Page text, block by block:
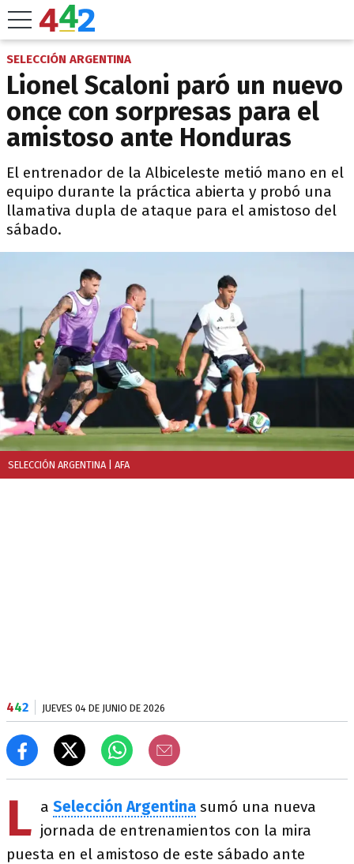
SELECCIÓN ARGENTINA
Lionel Scaloni paró un nuevo
once con sorpresas para el
amistoso ante Honduras
El entrenador de la Albiceleste metió mano en el
equipo durante la práctica abierta y probó una
llamativa dupla de ataque para el amistoso del
sábado.
SELECCIÓN ARGENTINA | AFA
442 JUEVES 04 DE JUNIO DE 2026
L a Selección Argentina sumó una nueva
jornada de entrenamientos con la mira
puesta en el amistoso de este sábado ante